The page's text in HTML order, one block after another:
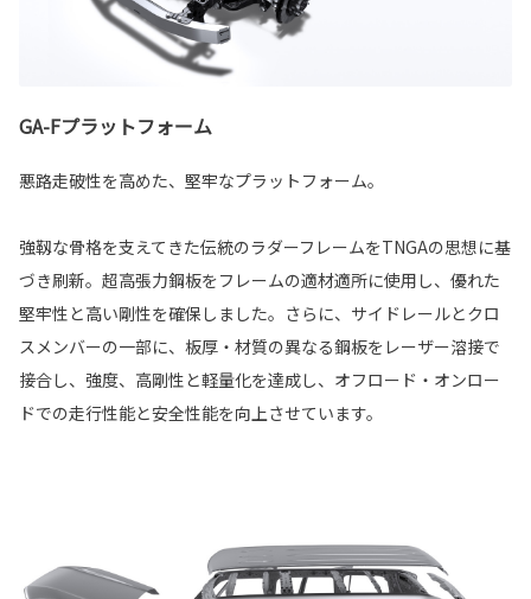
GA-Fプラットフォーム
悪路走破性を高めた、堅牢なプラットフォーム。
強靱な骨格を支えてきた伝統のラダーフレームをTNGAの思想に基
づき刷新。超高張力鋼板をフレームの適材適所に使用し、優れた
堅牢性と高い剛性を確保しました。さらに、サイドレールとクロ
スメンバーの一部に、板厚・材質の異なる鋼板をレーザー溶接で
接合し、強度、高剛性と軽量化を達成し、オフロード・オンロー
ドでの走行性能と安全性能を向上させています。